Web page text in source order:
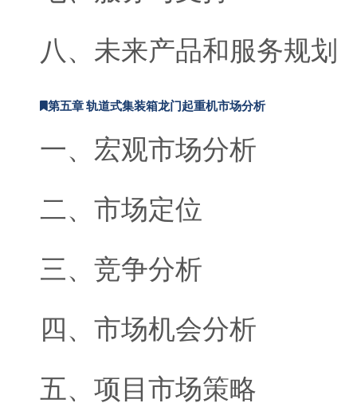
八、未来产品和服务规划
第五章 轨道式集装箱龙门起重机市场分析
一、宏观市场分析
二、市场定位
三、竞争分析
四、市场机会分析
五、项目市场策略